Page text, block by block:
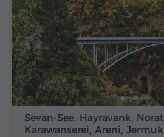
Sevan-See, Hayravank,
Karawanserei, Areni,